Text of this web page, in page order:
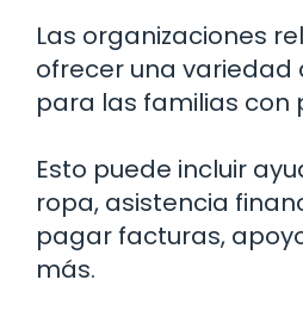
Las organizaciones
ofrecer una variedad
para las familias con
Esto puede incluir
ropa, asistencia
pagar facturas,
más.